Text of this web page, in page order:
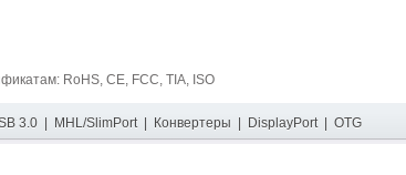
RoHS, CE, FCC, TIA, ISO
3.0| MHL/SlimPort| Конвертеры DisplayPort| OTG